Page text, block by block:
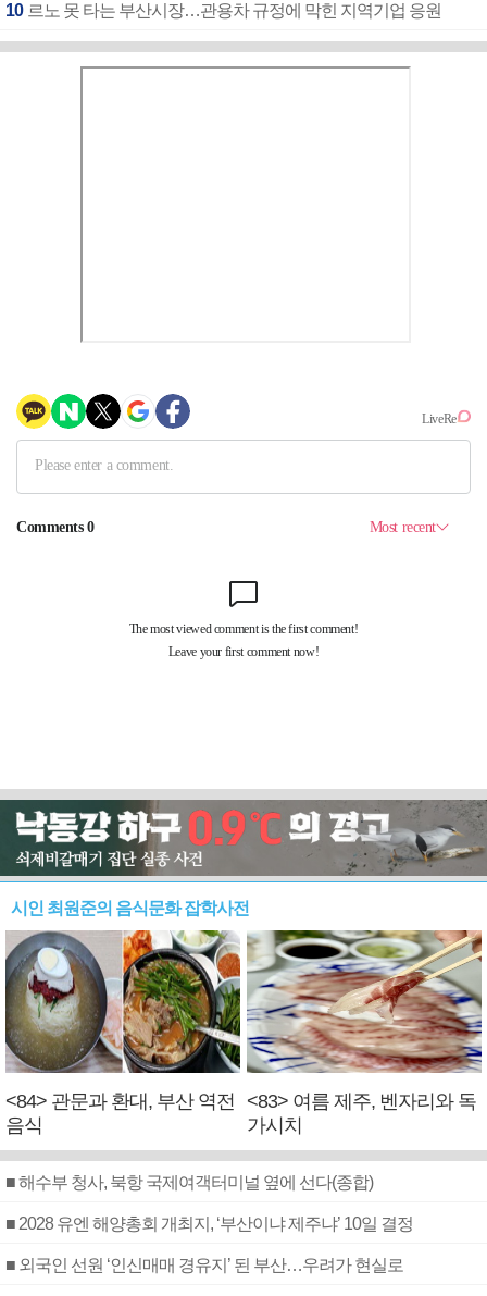
10 르노 못 타는 부산시장…관용차 규정에 막힌 지역기업 응원
시인 최원준의 음식문화 잡학사전
<84> 관문과 환대, 부산 역전
음식
<83> 여름 제주, 벤자리와 독
가시치
■ 해수부 청사, 북항 국제여객터미널 옆에 선다(종합)
■ 2028 유엔 해양총회 개최지, ‘부산이냐 제주냐’ 10일 결정
■ 외국인 선원 ‘인신매매 경유지’ 된 부산…우려가 현실로